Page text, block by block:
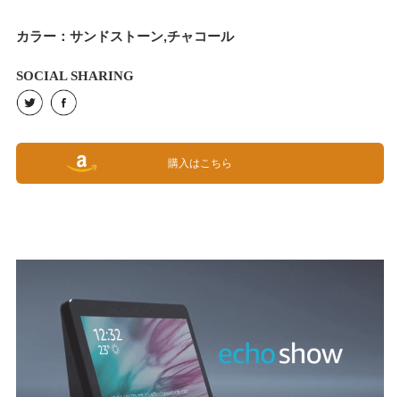
カラー：サンドストーン,チャコール
SOCIAL SHARING
購入はこちら